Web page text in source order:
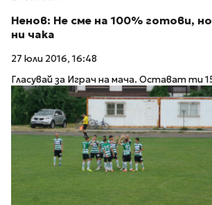
Ненов: Не сме на 100% готови,
ни чака
27 юли 2016, 16:48
Гласувай за Играч на мача. Остават ти